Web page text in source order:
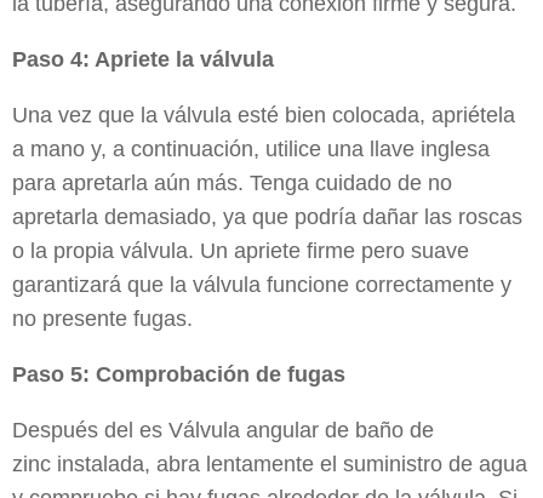
Paso 4: Apriete la válvula
Una vez que la válvula esté bien colocada, apriétela
a mano y, a continuación, utilice una llave inglesa
para apretarla aún más. Tenga cuidado de no
apretarla demasiado, ya que podría dañar las roscas
o la propia válvula. Un apriete firme pero suave
garantizará que la válvula funcione correctamente y
no presente fugas.
Paso 5: Comprobación de fugas
Después del es Válvula angular de baño de
zinc instalada, abra lentamente el suministro de agua